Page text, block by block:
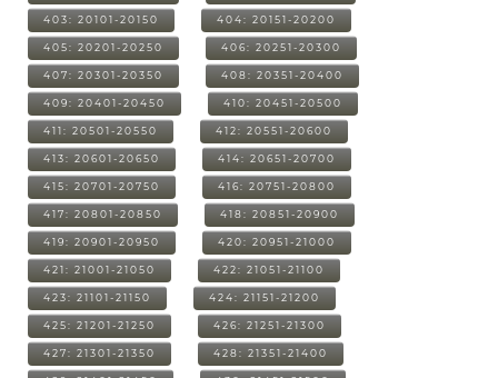
403: 20101-20150 404: 20151-20200
405: 20201-20250 406: 20251-20300
407: 20301-20350 408: 20351-20400
409: 20401-20450 410: 20451-20500
411: 20501-20550 412: 20551-20600
413: 20601-20650 414: 20651-20700
415: 20701-20750 416: 20751-20800
417: 20801-20850 418: 20851-20900
419: 20901-20950 420: 20951-21000
421: 21001-21050 422: 21051-21100
423: 21101-21150 424: 21151-21200
425: 21201-21250 426: 21251-21300
427: 21301-21350 428: 21351-21400